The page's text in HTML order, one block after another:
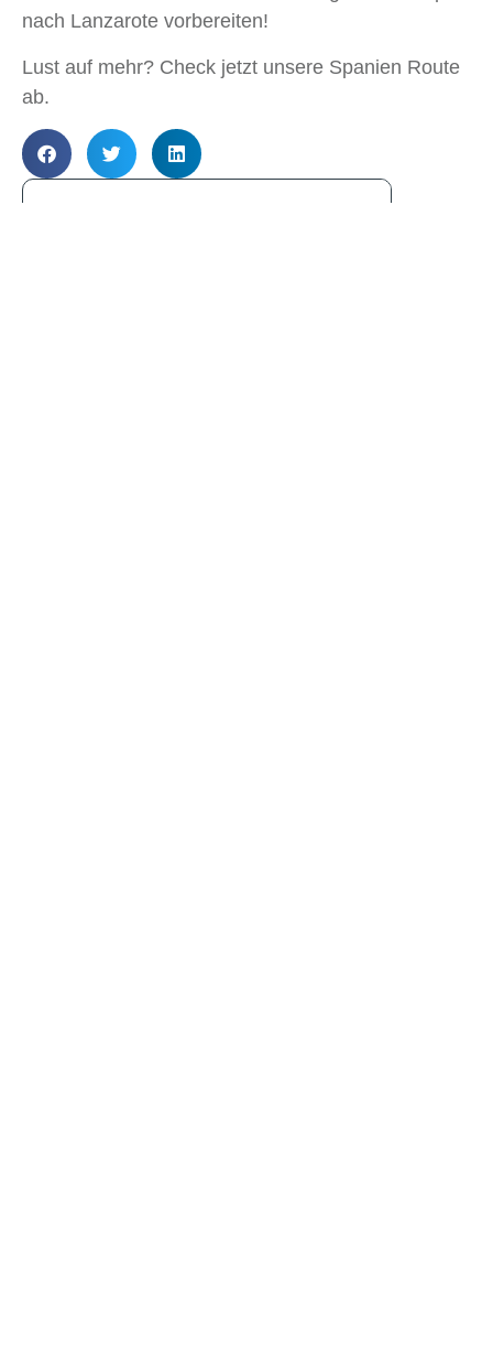
nach Lanzarote vorbereiten!
Lust auf mehr? Check jetzt unsere Spanien Route
ab.